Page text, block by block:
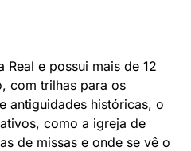
Real e possui mais de 12
com trilhas para os
antiguidades históricas, o
como a igreja de
de missas e onde se vê o